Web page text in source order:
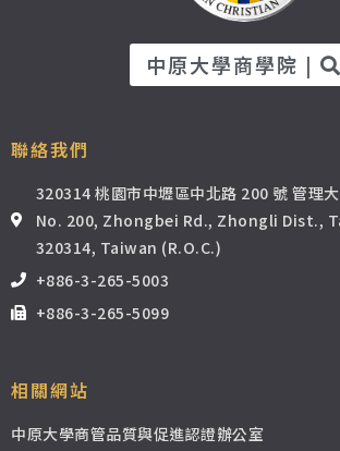
中原大學商學院 |
聯絡我們
320314 桃園市中壢區中北路 200 號 管理
No. 200, Zhongbei Rd., Zhongli Dist.,
320314, Taiwan (R.O.C.)
+886-3-265-5003
+886-3-265-5099
相關網站
中原大學商管品質與促進認證辦公室